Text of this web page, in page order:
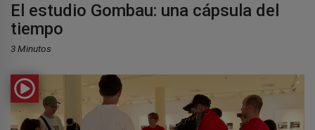
El estudio Gombau: una cápsula del
tiempo
3 Minutos